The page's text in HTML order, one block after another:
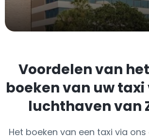
Voordelen van
boeken van uw
luchthaven van
Het boeken van een taxi via